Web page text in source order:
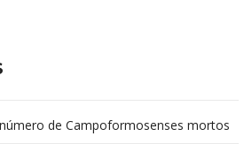
de Campoformosenses mortos